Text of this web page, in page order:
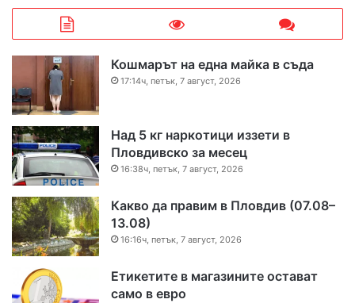
Кошмарът на една майка в съда
17:14ч, петък, 7 август, 2026
Над 5 кг наркотици иззети в
Пловдивско за месец
16:38ч, петък, 7 август, 2026
Какво да правим в Пловдив (07.08–
13.08)
16:16ч, петък, 7 август, 2026
Етикетите в магазините остават
само в евро